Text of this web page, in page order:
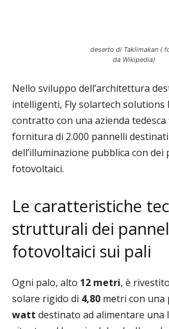
deserto di Taklimakan (
da Wikipedia)
Nello sviluppo dell’architettura
intelligenti, Fly solartech solutions
contratto con una azienda
fornitura di 2.000 pannelli
dell’illuminazione pubblica con dei
fotovoltaici.
Le caratteristiche
strutturali dei
fotovoltaici sui pali
Ogni palo, alto 12 metri, è
solare rigido di 4,80 metri con una
watt destinato ad alimentare una